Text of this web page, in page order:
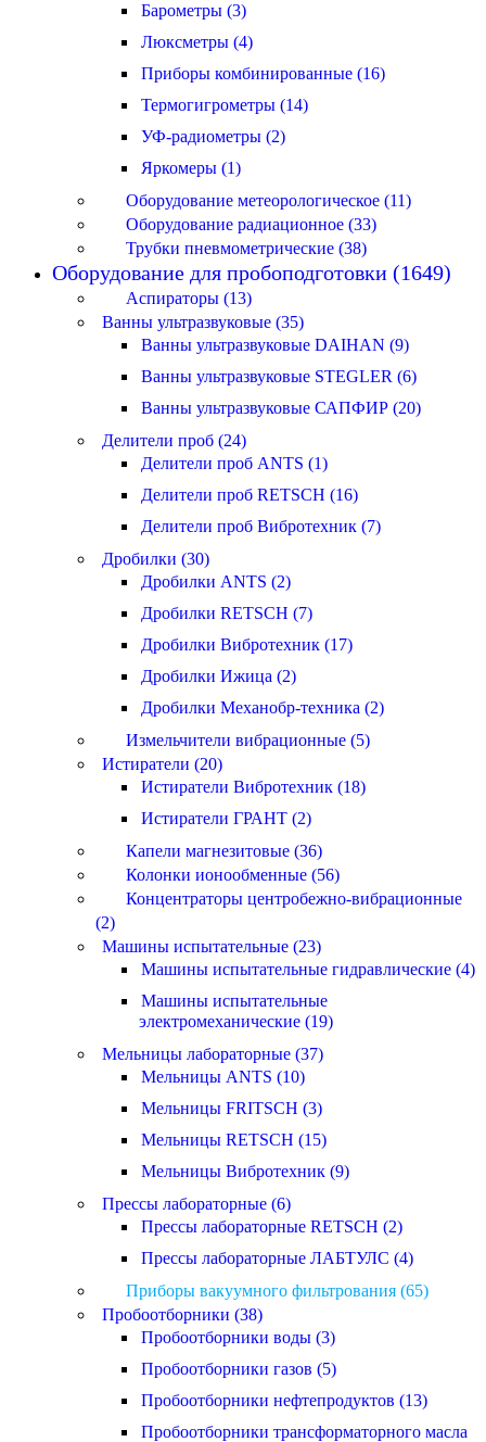
Барометры (3)
Люксметры (4)
Приборы комбинированные (16)
Термогигрометры (14)
УФ-радиометры (2)
Яркомеры (1)
Оборудование метеорологическое (11)
Оборудование радиационное (33)
Трубки пневмометрические (38)
Оборудование для пробоподготовки (1649)
Аспираторы (13)
Ванны ультразвуковые (35)
Ванны ультразвуковые DAIHAN (9)
Ванны ультразвуковые STEGLER (6)
Ванны ультразвуковые САПФИР (20)
Делители проб (24)
Делители проб ANTS (1)
Делители проб RETSCH (16)
Делители проб Вибротехник (7)
Дробилки (30)
Дробилки ANTS (2)
Дробилки RETSCH (7)
Дробилки Вибротехник (17)
Дробилки Ижица (2)
Дробилки Механобр-техника (2)
Измельчители вибрационные (5)
Истиратели (20)
Истиратели Вибротехник (18)
Истиратели ГРАНТ (2)
Капели магнезитовые (36)
Колонки ионообменные (56)
Концентраторы центробежно-вибрационные
(2)
Машины испытательные (23)
Машины испытательные гидравлические (4)
Машины испытательные
электромеханические (19)
Мельницы лабораторные (37)
Мельницы ANTS (10)
Мельницы FRITSCH (3)
Мельницы RETSCH (15)
Мельницы Вибротехник (9)
Прессы лабораторные (6)
Прессы лабораторные RETSCH (2)
Прессы лабораторные ЛАБТУЛС (4)
Приборы вакуумного фильтрования (65)
Пробоотборники (38)
Пробоотборники воды (3)
Пробоотборники газов (5)
Пробоотборники нефтепродуктов (13)
Пробоотборники трансформаторного масла